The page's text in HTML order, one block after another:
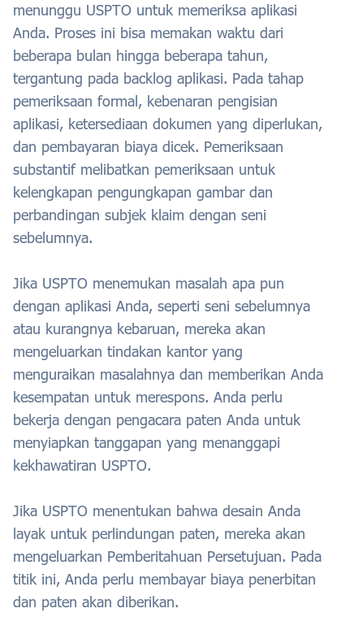
menunggu USPTO untuk memeriksa aplikasi
Anda. Proses ini bisa memakan waktu dari
beberapa bulan hingga beberapa tahun,
tergantung pada backlog aplikasi. Pada tahap
pemeriksaan formal, kebenaran pengisian
aplikasi, ketersediaan dokumen yang diperlukan,
dan pembayaran biaya dicek. Pemeriksaan
substantif melibatkan pemeriksaan untuk
kelengkapan pengungkapan gambar dan
perbandingan subjek klaim dengan seni
sebelumnya.
Jika USPTO menemukan masalah apa pun
dengan aplikasi Anda, seperti seni sebelumnya
atau kurangnya kebaruan, mereka akan
mengeluarkan tindakan kantor yang
menguraikan masalahnya dan memberikan Anda
kesempatan untuk merespons. Anda perlu
bekerja dengan pengacara paten Anda untuk
menyiapkan tanggapan yang menanggapi
kekhawatiran USPTO.
Jika USPTO menentukan bahwa desain Anda
layak untuk perlindungan paten, mereka akan
mengeluarkan Pemberitahuan Persetujuan. Pada
titik ini, Anda perlu membayar biaya penerbitan
dan paten akan diberikan.